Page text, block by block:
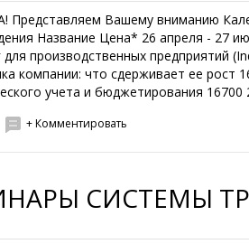
Вашему вниманию
Название Цена* 26 апреля - 27
для производственных предприятий
компании: что сдерживает ее рост
учета и бюджетирования
+ Комментировать
СИСТЕМЫ